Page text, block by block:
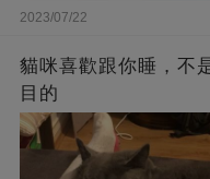
2023/07/22
貓咪喜歡跟你睡，不
目的